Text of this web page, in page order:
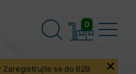
0
se do B2B